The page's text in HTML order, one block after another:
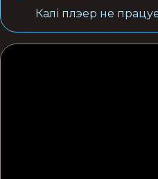
Калі плэер не